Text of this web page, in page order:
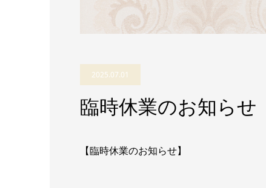
2025.07.01
臨時休業のお知らせ
【臨時休業のお知らせ】